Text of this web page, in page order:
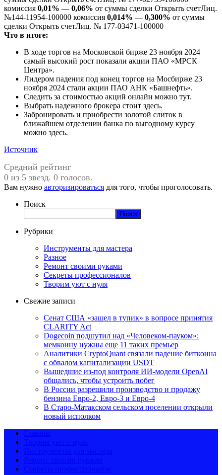
комиссия 0,01% — 0,06% от суммы сделки Открыть счетЛиц.
№144-11954-100000 комиссия 0,014% — 0,300% от суммы
сделки Открыть счетЛиц. № 177-03471-100000
Что в итоге:
В ходе торгов на Московской бирже 23 ноября 2024
самый высокий рост показали акции ПАО «МРСК
Центра».
Лидером падения под конец торгов на Мосбирже 23
ноября 2024 стали акции ПАО АНК «Башнефть».
Следить за стоимостью акций онлайн можно тут.
Выбрать надежного брокера стоит здесь.
Забронировать и приобрести золотой слиток в
ближайшем отделении банка по выгодному курсу
можно здесь.
Источник
Средний рейтинг
0 из 5 звезд. 0 голосов.
Вам нужно авторизироваться для того, чтобы проголосовать.
Поиск
Поиск
Рубрики
Инструменты для мастера
Разное
Ремонт своими руками
Секреты профессионалов
Творим уют с нуля
Свежие записи
Сенат США «зашел в тупик» в вопросе принятия
CLARITY Act
Dogecoin подшутил над «Человеком-пауком»:
мемкоину нужны еще 11 таких премьер
Аналитики CryptoQuant связали падение биткоина
с обвалом капитализации USDT
Вышедшие из-под контроля ИИ-модели OpenAI
общались, чтобы устроить побег
В России разрешили производство и продажу
бензина Евро-2, Евро-3 и Евро-4
В Старо-Матакском сельском поселении открыли
новый исполком